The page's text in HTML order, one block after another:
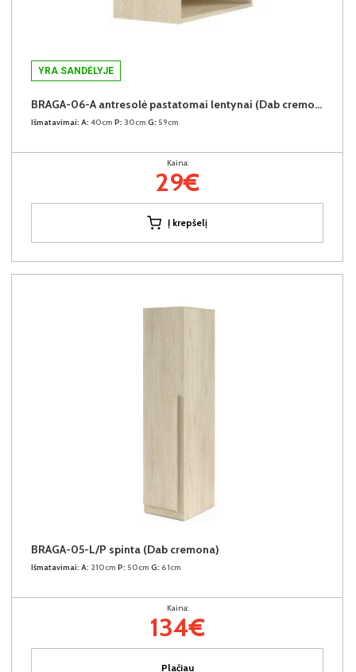
YRA SANDĖLYJE
BRAGA-06-A antresolė pastatomai lentynai (Dab cremona)
Išmatavimai: A: 40cm P: 30cm G: 59cm
Kaina:
29€
Į krepšelį
BRAGA-05-L/P spinta (Dab cremona)
Išmatavimai: A: 210cm P: 50cm G: 61cm
Kaina:
134€
Plačiau